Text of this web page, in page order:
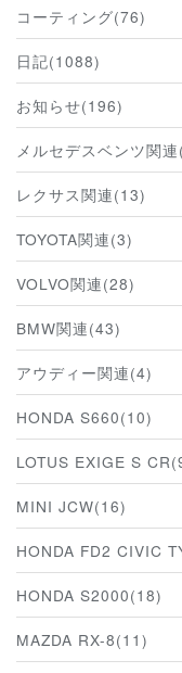
コーティング(76)
日記(1088)
お知らせ(196)
メルセデスベンツ関
レクサス関連(13)
TOYOTA関連(3)
VOLVO関連(28)
BMW関連(43)
アウディー関連(4)
HONDA S660(10)
LOTUS EXIGE S
MINI JCW(16)
HONDA FD2 CIVIC
HONDA S2000(18)
MAZDA RX-8(11)